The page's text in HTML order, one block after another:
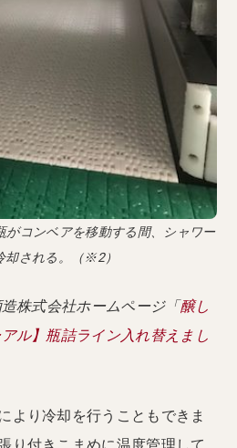
がコンベアを移動する間、シャワー
却される。（※2）
株式会社ホームページ「醸し
ル】瓶詰ライン入れ替えまし
より冷却を行うこともできま